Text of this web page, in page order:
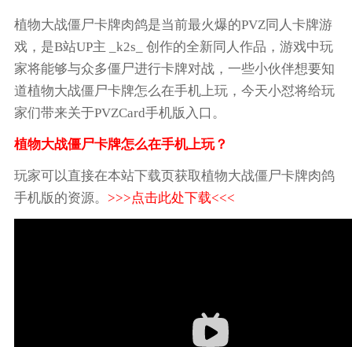
植物大战僵尸卡牌肉鸽是当前最火爆的PVZ同人卡牌游
戏，是B站UP主 _k2s_ 创作的全新同人作品，游戏中玩
家将能够与众多僵尸进行卡牌对战，一些小伙伴想要知
道植物大战僵尸卡牌怎么在手机上玩，今天小怼将给玩
家们带来关于PVZCard手机版入口。
植物大战僵尸卡牌怎么在手机上玩？
玩家可以直接在本站下载页获取植物大战僵尸卡牌肉鸽
手机版的资源。 >>>点击此处下载<<<